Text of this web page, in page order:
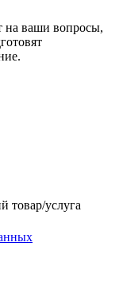
на ваши вопросы,
товар/услуга